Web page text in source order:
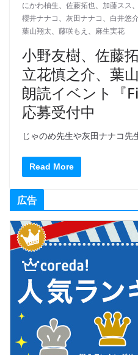
にかわ柚生、 佐藤拓也、 加藤スス、
櫻井ナナコ 、 灰田ナナコ 、 白井悠
葉山翔太、 藤咲もえ 、 麻生実花
小野友樹、佐藤
立花慎之介、葉
朗読イベント『
応募受付中
じゃのめ先生や灰田ナナコ先
Read More
広告